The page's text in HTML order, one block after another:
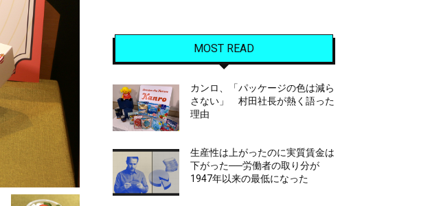
MOST READ
カンロ、「パッケージの色は減ら
さない」 村田社長が熱く語った
理由
生産性は上がったのに実質賃金は
下がった──労働者の取り分が
1947年以来の最低になった